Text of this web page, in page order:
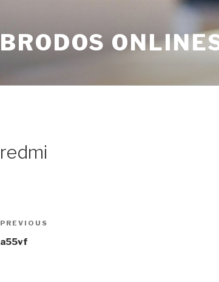
BRODOS
redmi
Post
navigation
Previous
Post
PREVIOUS
a55vf